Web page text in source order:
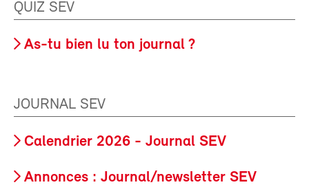
QUIZ SEV
As-tu bien lu ton journal ?
JOURNAL SEV
Calendrier 2026 - Journal SEV
Annonces : Journal/newsletter SEV